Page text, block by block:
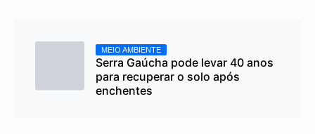
MEIO AMBIENTE
Serra Gaúcha pode levar 40 anos
para recuperar o solo após
enchentes